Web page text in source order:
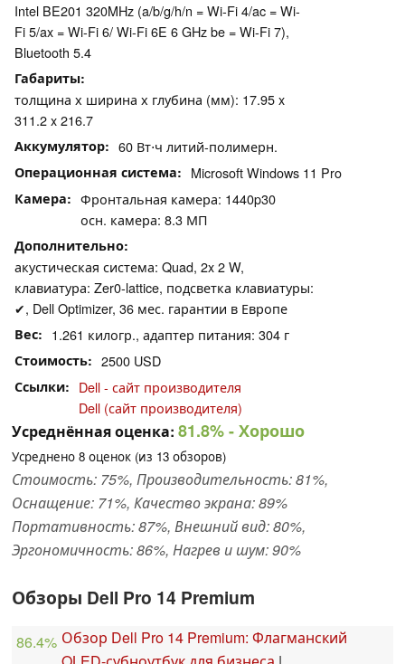
Intel BE201 320MHz (a/b/g/h/n = Wi-Fi 4/ac = Wi-
Fi 5/ax = Wi-Fi 6/ Wi-Fi 6E 6 GHz be = Wi-Fi 7),
Bluetooth 5.4
Габариты
толщина х ширина х глубина (мм): 17.95 x
311.2 x 216.7
Аккумулятор 60 Вт⋅ч литий-полимерн.
Операционная система Microsoft Windows 11 Pro
Камера
Фронтальная камера: 1440p30
осн. камера: 8.3 МП
Дополнительно
акустическая система: Quad, 2x 2 W,
клавиатура: Zer0-lattice, подсветка клавиатуры:
✔, Dell Optimizer, 36 мес. гарантии в Европе
Вес 1.261 килогр., адаптер питания: 304 г
Стоимость 2500 USD
Ссылки
Dell - сайт производителя
Dell (сайт производителя)
Усреднённая оценка: 81.8%- Хорошо
Усреднено 8 оценок (из 13 обзоров)
Стоимость: 75%, Производительность: 81%,
Оснащение: 71%, Качество экрана: 89%
Портативность: 87%, Внешний вид: 80%,
Эргономичность: 86%, Нагрев и шум: 90%
Обзоры Dell Pro 14 Premium
86.4% Обзор Dell Pro 14 Premium: Флагманский